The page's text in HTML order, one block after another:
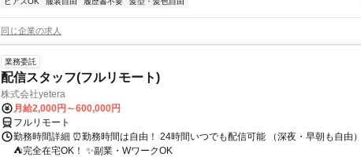
同じ企業の求人
業務委託
配信スタッフ(フルリモート)
株式会社yetera
月給2,000円～600,000円
フルリモート
勤務時間詳細 ⏰勤務時間は自由！ 24時間いつでも配信可能 （深夜・早朝も自由）
⛺完全在宅OK！ ✨副業・WワークOK